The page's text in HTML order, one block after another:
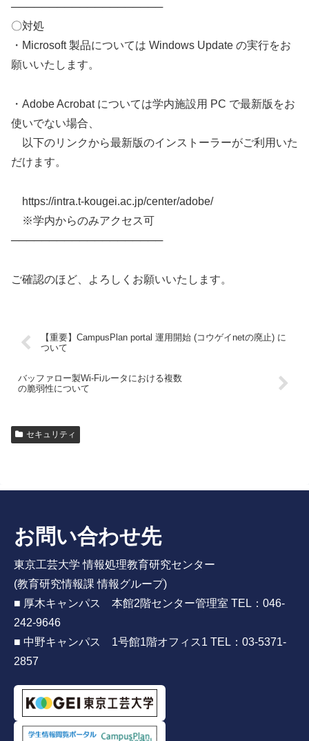
────────────────────
〇対処
・Microsoft 製品については Windows Update の実行をお
願いいたします。
・Adobe Acrobat については学内施設用 PC で最新版をお
使いでない場合、
以下のリンクから最新版のインストーラーがご利用いた
だけます。
https://intra.t-kougei.ac.jp/center/adobe/
※学内からのみアクセス可
────────────────────
ご確認のほど、よろしくお願いいたします。
【重要】CampusPlan portal 運用開始 (コウゲイnetの廃止) に
ついて
バッファロー製Wi-Fiルータにおける複数
の脆弱性について
セキュリティ
お問い合わせ先
東京工芸大学 情報処理教育研究センター
(教育研究情報課 情報グループ)
■ 厚木キャンパス 本館2階センター管理室 TEL：046-
242-9646
■ 中野キャンパス 1号館1階オフィス1 TEL：03-5371-
2857